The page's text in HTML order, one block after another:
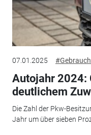
07.01.2025
Autojahr 2024:
deutlichem
Die Zahl der Pkw-
Jahr um über sieben